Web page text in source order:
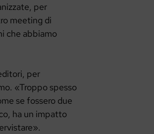
per
meeting di
che abbiamo
per
«Troppo spesso
se fossero due
ha un impatto